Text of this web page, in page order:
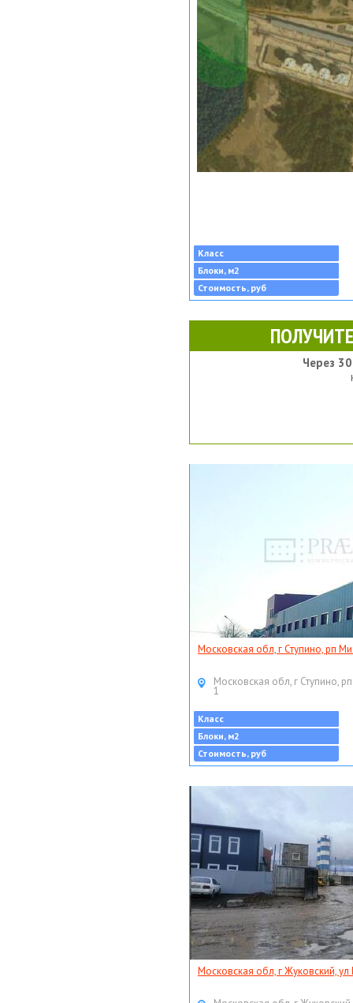
Класс
Блоки, м2
Стоимость, руб
Через
Московская обл, г Ступино, рп
Московская обл, г Ступино,
1
Класс
Блоки, м2
Стоимость, руб
Московская обл, г Жуковский,